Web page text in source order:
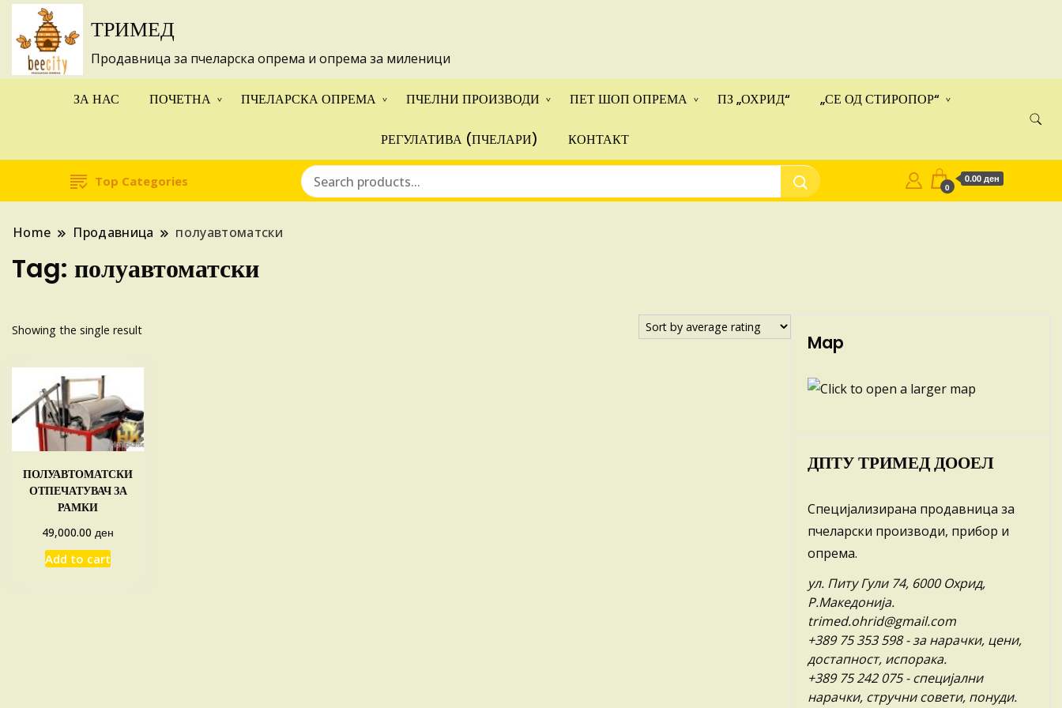
ТРИМЕД
Продавница за пчеларска опрема и опрема за миленици
ЗА НАС ПОЧЕТНА ПЧЕЛАРСКА ОПРЕМА ПЧЕЛНИ ПРОИЗВОДИ ПЕТ ШОП ОПРЕМА ПЗ „ОХРИД“ „СЕ ОД СТИРОПОР“
РЕГУЛАТИВА (ПЧЕЛАРИ) КОНТАКТ
Top Categories 0
0.00 ден
Home Продавница полуавтоматски
Tag: полуавтоматски
Showing the single result
ПОЛУАВТОМАТСКИ
ОТПЕЧАТУВАЧ ЗА
РАМКИ
49,000.00ден
Add to cart
Map
ДПТУ ТРИМЕД ДООЕЛ
Специјализирана продавница за
пчеларски производи, прибор и
опрема.
ул. Питу Гули 74, 6000 Охрид,
Р.Македонија.
trimed.ohrid@gmail.com
+389 75 353 598- за нарачки, цени,
достапност, испорака.
+389 75 242 075- специјални
нарачки, стручни совети, понуди.